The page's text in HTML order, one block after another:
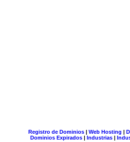
Registro de Dominios| Web Hosting |
Dominios Expirados | Industrias |